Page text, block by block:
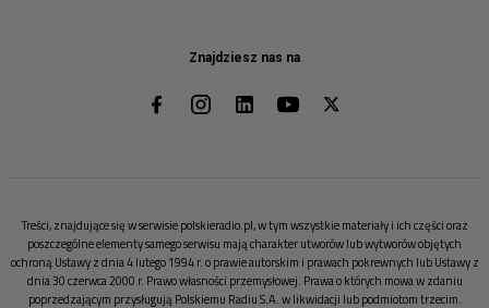
Znajdziesz nas na
Treści, znajdujące się w serwisie polskieradio.pl, w tym wszystkie materiały i ich części oraz
poszczególne elementy samego serwisu mają charakter utworów lub wytworów objętych
ochroną Ustawy z dnia 4 lutego 1994 r. o prawie autorskim i prawach pokrewnych lub Ustawy z
dnia 30 czerwca 2000 r. Prawo własności przemysłowej. Prawa o których mowa w zdaniu
poprzedzającym przysługują Polskiemu Radiu S.A. w likwidacji lub podmiotom trzecim.